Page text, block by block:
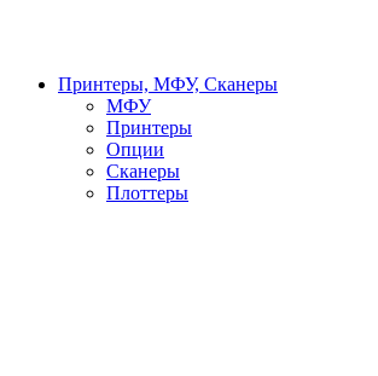
Принтеры, МФУ, Сканеры
МФУ
Принтеры
Опции
Сканеры
Плоттеры